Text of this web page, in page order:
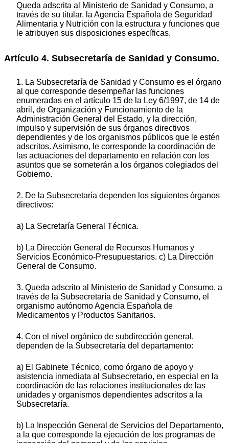
Queda adscrita al Ministerio de Sanidad y Consumo, a
través de su titular, la Agencia Española de Seguridad
Alimentaria y Nutrición con la estructura y funciones que
le atribuyen sus disposiciones específicas.
Artículo 4. Subsecretaría de Sanidad y Consumo.
1. La Subsecretaría de Sanidad y Consumo es el órgano
al que corresponde desempeñar las funciones
enumeradas en el artículo 15 de la Ley 6/1997, de 14 de
abril, de Organización y Funcionamiento de la
Administración General del Estado, y la dirección,
impulso y supervisión de sus órganos directivos
dependientes y de los organismos públicos que le estén
adscritos. Asimismo, le corresponde la coordinación de
las actuaciones del departamento en relación con los
asuntos que se someterán a los órganos colegiados del
Gobierno.
2. De la Subsecretaría dependen los siguientes órganos
directivos:
a) La Secretaría General Técnica.
b) La Dirección General de Recursos Humanos y
Servicios Económico-Presupuestarios. c) La Dirección
General de Consumo.
3. Queda adscrito al Ministerio de Sanidad y Consumo, a
través de la Subsecretaría de Sanidad y Consumo, el
organismo autónomo Agencia Española de
Medicamentos y Productos Sanitarios.
4. Con el nivel orgánico de subdirección general,
dependen de la Subsecretaría del departamento:
a) El Gabinete Técnico, como órgano de apoyo y
asistencia inmediata al Subsecretario, en especial en la
coordinación de las relaciones institucionales de las
unidades y organismos dependientes adscritos a la
Subsecretaría.
b) La Inspección General de Servicios del Departamento,
a la que corresponde la ejecución de los programas de